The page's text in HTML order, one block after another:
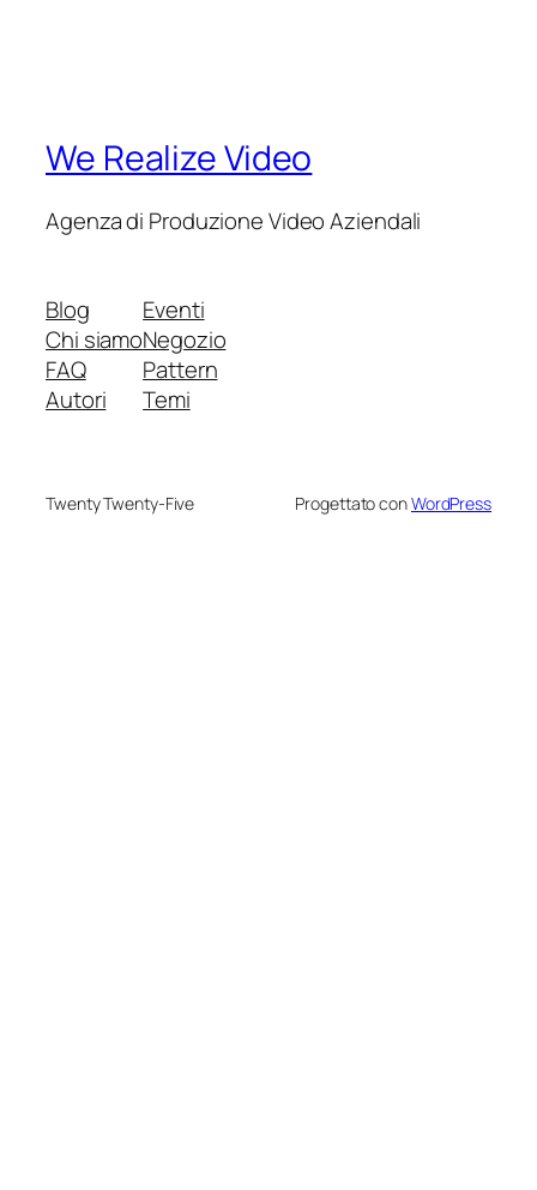
We Realize Video
Agenza di Produzione Video Aziendali
Blog
Chi siamo
FAQ
Autori
Eventi
Negozio
Pattern
Temi
Twenty Twenty-Five Progettato conWordPress